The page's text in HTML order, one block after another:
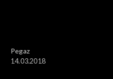
Pegaz
14.03.2018